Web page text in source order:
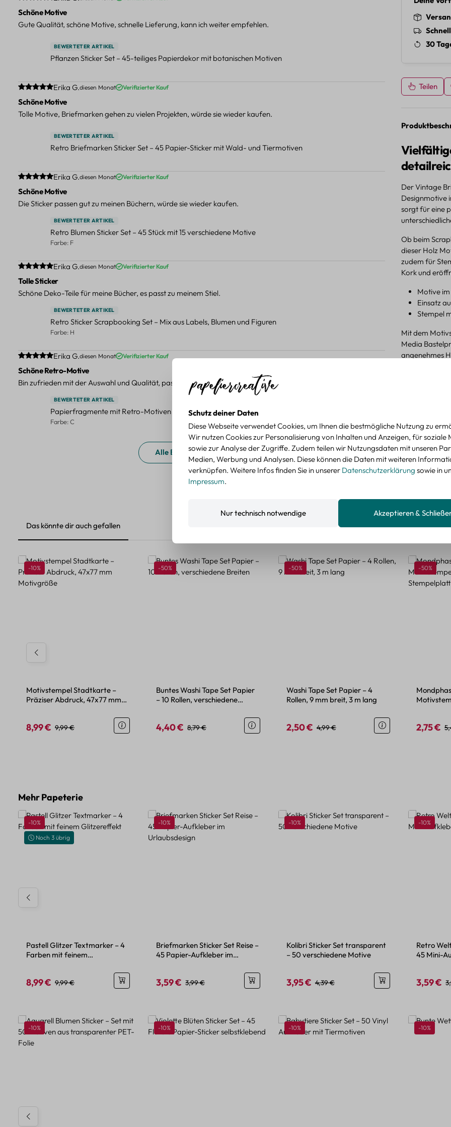
30
Teilen
Der Vintage
Designmotive
sorgt für eine
Ob beim
dieser Holz
zudem für
Kork und
Motive
Einsatz
Stempel
Mit dem
Media
angenehmes
Schöne Motive
Gute Qualität, schöne Motive, schnelle Lieferung, kann ich weiter empfehlen.
BEWERTETER ARTIKEL
Pflanzen Sticker Set – 45-teiliges Papierdekor mit botanischen Motiven
Durchschnittliche Bewertung von 5 von 5 Sternen
Erika G.diesen Monat Verifizierter Kauf
Schöne Motive
Tolle Motive, Briefmarken gehen zu vielen Projekten, würde sie wieder kaufen.
BEWERTETER ARTIKEL
Retro Briefmarken Sticker Set – 45 Papier-Sticker mit Wald- und Tiermotiven
Durchschnittliche Bewertung von 5 von 5 Sternen
Erika G.diesen Monat Verifizierter Kauf
Schöne Motive
Die Sticker passen gut zu meinen Büchern, würde sie wieder kaufen.
BEWERTETER ARTIKEL
Retro Blumen Sticker Set – 45 Stück mit 15 verschiedene Motive
Farbe: F
Durchschnittliche Bewertung von 5 von 5 Sternen
Erika G.diesen Monat Verifizierter Kauf
Tolle Sticker
Schöne Deko-Teile für meine Bücher, es passt zu meinem Stiel.
BEWERTETER ARTIKEL
Retro Sticker Scrapbooking Set – Mix aus Labels, Blumen und Figuren
Farbe: H
Durchschnittliche Bewertung von 5 von 5 Sternen
Erika G.diesen Monat Verifizierter Kauf
Schöne Retro-Motive
Bin zufrieden mit der Auswahl und Qualität, passt gut zu meinen Projekten.
BEWERTETER ARTIKEL
Papierfragmente mit Retro-Motiven – 40-teiliges Set für kreative Projekte
Farbe: C
Alle Bewertungen anzeigen
Das könnte dir auch gefallen
Produktgalerie überspringen
Rabatt
-10%
Motivstempel Stadtkarte –
Präziser Abdruck, 47x77 mm
Verkaufspreis:
8,99 € Regulärer Preis:
9,99 €
Rabatt
-50%
Buntes Washi Tape Set Papier
– 10 Rollen, verschiedene
Verkaufspreis:
4,40 € Regulärer Preis:
8,79 €
Rabatt
-50%
Washi Tape Set Papier – 4
Rollen, 9 mm breit, 3 m lang
Verkaufspreis:
2,50 € Regulärer Preis:
4,99 €
Rabatt
-50%
2,75 €
Produktgalerie überspringen
Mehr Papeterie
Rabatt
-10%
Noch 3 übrig
Pastell Glitzer Textmarker – 4
Farben mit feinem
Verkaufspreis:
8,99 € Regulärer Preis:
9,99 €
Rabatt
-10%
Briefmarken Sticker Set Reise –
45 Papier-Aufkleber im
Verkaufspreis:
3,59 € Regulärer Preis:
3,99 €
Rabatt
-10%
Kolibri Sticker Set transparent
– 50 verschiedene Motive
Verkaufspreis:
3,95 € Regulärer Preis:
4,39 €
Rabatt
-10%
Retro
45 Mini-
3,59 €
Produktgalerie überspringen
Rabatt
-10% Rabatt
-10% Rabatt
-10% Rabatt
-10%
Schutz deiner Daten
Diese Webseite verwendet Cookies, um Ihnen die bestmögliche Nutzung zu
Wir nutzen Cookies zur Personalisierung von Inhalten und Anzeigen, für soziale
sowie zur Analyse der Zugriffe. Zudem teilen wir Nutzungsdaten mit unseren
Medien, Werbung und Analysen. Diese können die Daten mit weiteren
verknüpfen. Weitere Infos finden Sie in unserer Datenschutzerklärung sowie in
Impressum.
Nur technisch notwendige Akzeptieren &